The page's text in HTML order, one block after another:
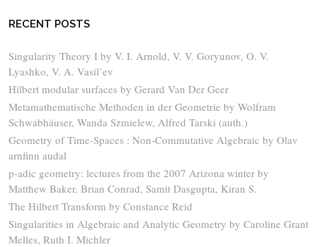
RECENT POSTS
Singularity Theory I by V. I. Arnold, V. V. Goryunov, O. V.
Lyashko, V. A. Vasil’ev
Hilbert modular surfaces by Gerard Van Der Geer
Metamathematische Methoden in der Geometrie by Wolfram
Schwabhäuser, Wanda Szmielew, Alfred Tarski (auth.)
Geometry of Time-Spaces : Non-Commutative Algebraic by Olav
arnfinn audal
p-adic geometry: lectures from the 2007 Arizona winter by
Matthew Baker, Brian Conrad, Samit Dasgupta, Kiran S.
The Hilbert Transform by Constance Reid
Singularities in Algebraic and Analytic Geometry by Caroline Grant
Melles, Ruth I. Michler